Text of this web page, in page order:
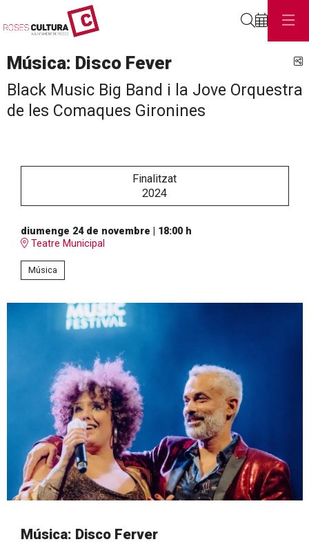
Música: Disco Fever
Black Music Big Band i la Jove Orquestra
de les Comaques Gironines
Finalitzat
2024
diumenge 24 de novembre
18:00 h
Teatre Municipal
Música
Música: Disco Ferver